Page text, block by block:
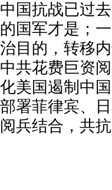
中国抗战已过
的国军才是；
治目的，转移
中共花费巨资
化美国遏制中
部署菲律宾、
阅兵结合，共